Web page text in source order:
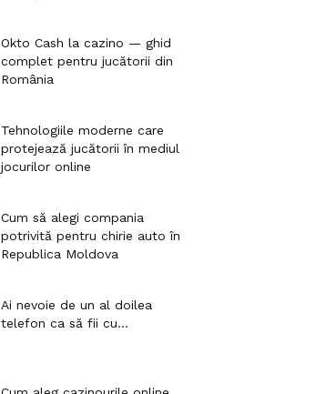
Okto Cash la cazino — ghid
complet pentru jucătorii din
România
Tehnologiile moderne care
protejează jucătorii în mediul
jocurilor online
Cum să alegi compania
potrivită pentru chirie auto în
Republica Moldova
Ai nevoie de un al doilea
telefon ca să fii cu...